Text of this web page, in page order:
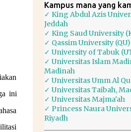
ini
Kampus mana yang
✓ King Abdul Azis
Jeddah
✓ King Saud University
✓ Qassim University
✓ University of Tabuk
✓ Universitas Islam
Madinah
✓ Universitas Umm Al
✓ Universitas Taibah,
✓ Universitas Majma'ah
✓ Princess Naura
Riyadh